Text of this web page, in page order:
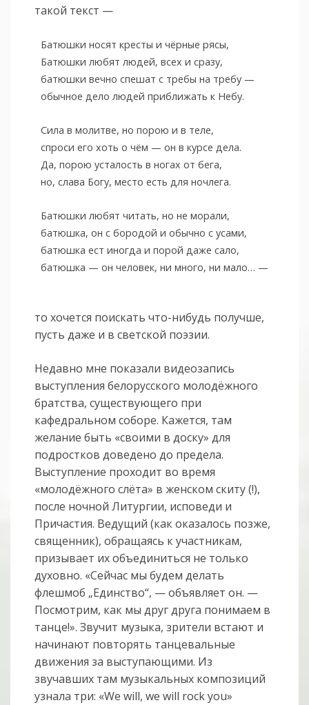
такой текст —
Батюшки носят кресты и чёрные рясы,
Батюшки любят людей, всех и сразу,
батюшки вечно спешат с требы на требу —
обычное дело людей приближать к Небу.
Сила в молитве, но порою и в теле,
спроси его хоть о чём — он в курсе дела.
Да, порою усталость в ногах от бега,
но, слава Богу, место есть для ночлега.
Батюшки любят читать, но не морали,
батюшка, он с бородой и обычно с усами,
батюшка ест иногда и порой даже сало,
батюшка — он человек, ни много, ни мало… —
то хочется поискать что-нибудь получше,
пусть даже и в светской поэзии.
Недавно мне показали видеозапись
выступления белорусского молодёжного
братства, существующего при
кафедральном соборе. Кажется, там
желание быть «своими в доску» для
подростков доведено до предела.
Выступление проходит во время
«молодёжного слёта» в женском скиту (!),
после ночной Литургии, исповеди и
Причастия. Ведущий (как оказалось позже,
священник), обращаясь к участникам,
призывает их объединиться не только
духовно. «Сейчас мы будем делать
флешмоб „Единство“, — объявляет он. —
Посмотрим, как мы друг друга понимаем в
танце!». Звучит музыка, зрители встают и
начинают повторять танцевальные
движения за выступающими. Из
звучавших там музыкальных композиций
узнала три: «We will, we will rock you»